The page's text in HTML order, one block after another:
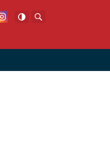
Facebook